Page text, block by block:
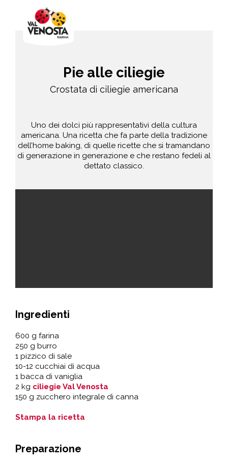
Pie alle ciliegie
Crostata di ciliegie americana
Uno dei dolci più rappresentativi della cultura
americana. Una ricetta che fa parte della tradizione
dell’home baking, di quelle ricette che si tramandano
di generazione in generazione e che restano fedeli al
dettato classico.
Ingredienti
600 g farina
250 g burro
1 pizzico di sale
10-12 cucchiai di acqua
1 bacca di vaniglia
2 kg ciliegie Val Venosta
150 g zucchero integrale di canna
Stampa la ricetta
Preparazione